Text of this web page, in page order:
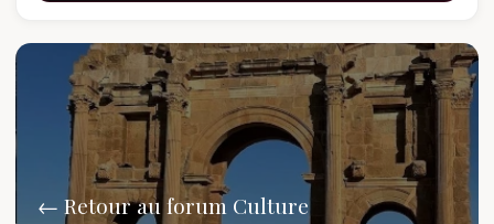
← Retour au forum Culture